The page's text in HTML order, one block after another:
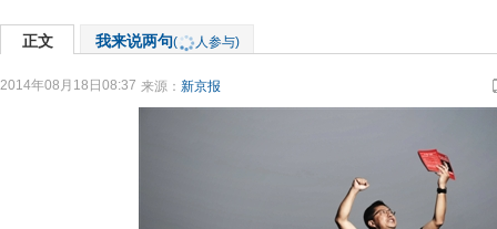
正文 我来说两句( 人参与)
2014年08月18日08:37 来源： 新京报